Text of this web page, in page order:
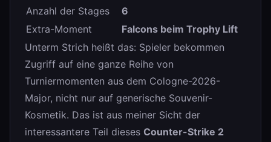
Anzahl der Stages
6
Extra-Moment
Falcons beim Trophy Lift
Unterm Strich heißt das: Spieler bekommen
Zugriff auf eine ganze Reihe von
Turniermomenten aus dem Cologne-2026-
Major, nicht nur auf generische Souvenir-
Kosmetik. Das ist aus meiner Sicht der
interessantere Teil dieses Counter-Strike 2